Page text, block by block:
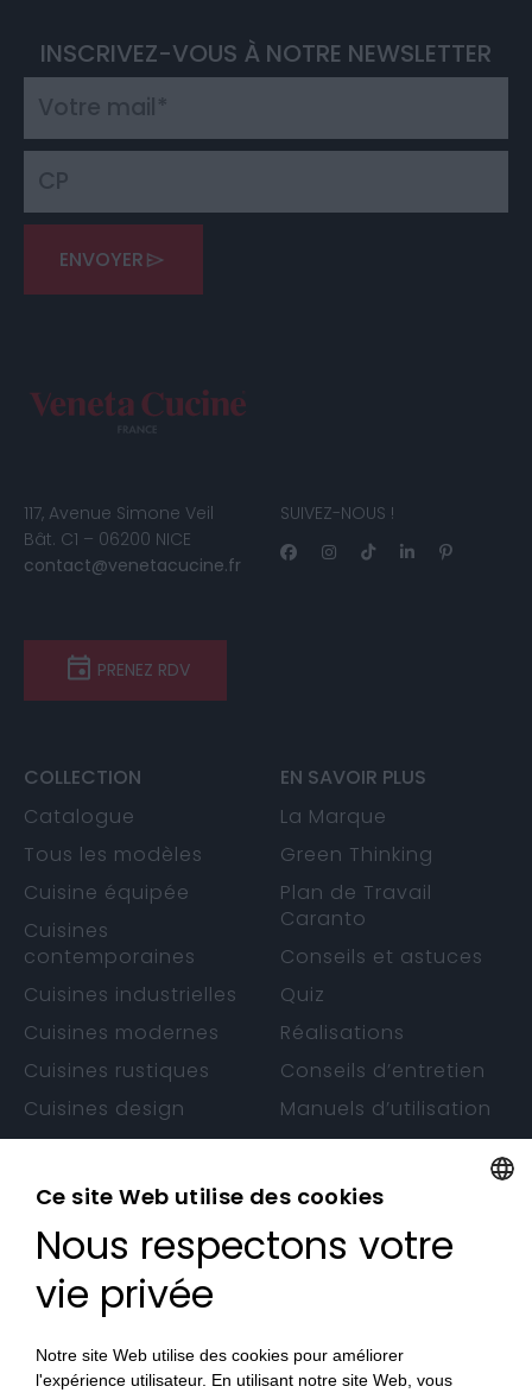
INSCRIVEZ-VOUS À NOTRE NEWSLETTER
ENVOYER
117, Avenue Simone Veil
Bât. C1 – 06200 NICE
contact@venetacucine.fr
SUIVEZ-NOUS !
PRENEZ RDV
COLLECTION
Catalogue
Tous les modèles
Cuisine équipée
Cuisines
contemporaines
Cuisines industrielles
Cuisines modernes
Cuisines rustiques
Cuisines design
Cuisines sans
EN SAVOIR PLUS
La Marque
Green Thinking
Plan de Travail
Caranto
Conseils et astuces
Quiz
Réalisations
Conseils d’entretien
Manuels d’utilisation
Garantie
CONTACTS
Nos Magasins
Devenez Revendeur
Travaillez avec nous
Ce site Web utilise des cookies
Nous respectons votre
vie privée
Notre site Web utilise des cookies pour améliorer
l'expérience utilisateur. En utilisant notre site Web, vous